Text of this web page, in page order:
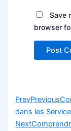
Save
browser
PrevPrevious
dans les
Next